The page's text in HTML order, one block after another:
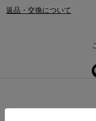
返品・交換について